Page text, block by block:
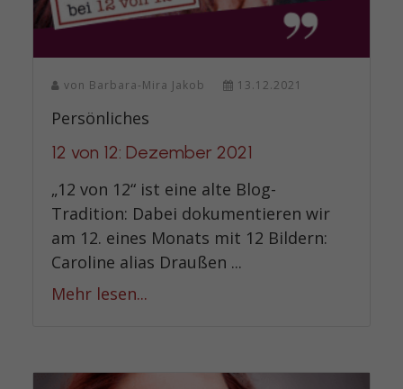
von Barbara-Mira Jakob 13.12.2021
Persönliches
12 von 12: Dezember 2021
„12 von 12“ ist eine alte Blog-
Tradition: Dabei dokumentieren wir
am 12. eines Monats mit 12 Bildern:
Caroline alias Draußen ...
Mehr lesen...